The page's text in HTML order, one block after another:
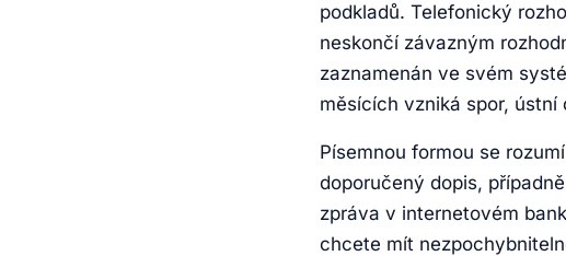
podkladů. Telefonický
neskončí závazným
zaznamenán ve svém
měsících vzniká spor, ústní
Písemnou formou se
doporučený dopis,
zpráva v internetovém
chcete mít